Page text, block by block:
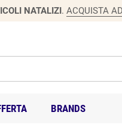
NATALIZI. ACQUISTA
BRANDS